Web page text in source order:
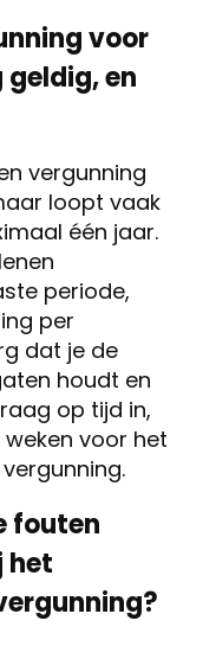
voor
en
vergunning
loopt vaak
één jaar.
periode,
per
dat je de
houdt en
op tijd in,
voor het
fouten
het